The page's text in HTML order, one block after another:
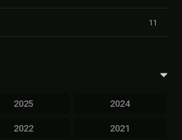
11
2025 2024
2022 2021